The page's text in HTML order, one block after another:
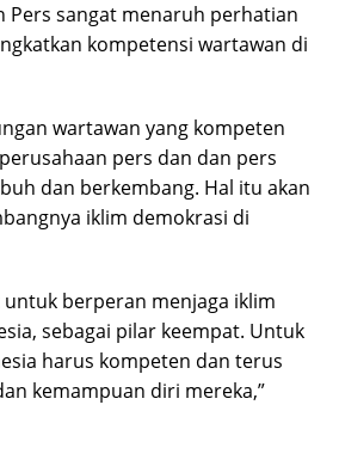
Pers sangat menaruh perhatian
kompetensi wartawan di
wartawan yang kompeten
pers dan dan pers
dan berkembang. Hal itu akan
iklim demokrasi di
berperan menjaga iklim
sebagai pilar keempat. Untuk
harus kompeten dan terus
kemampuan diri mereka,”